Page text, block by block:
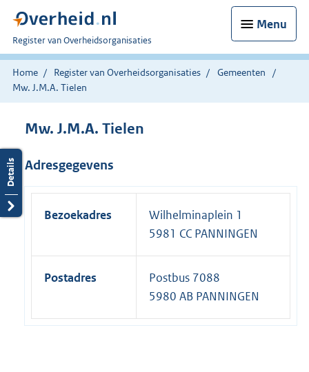
Menu
U
bent
nu
hier:
Register van Overheidsorganisaties
Home Register van Overheidsorganisaties
Gemeenten
Mw. J.M.A. Tielen
Mw. J.M.A. Tielen
Adresgegevens
Bezoekadres
Wilhelminaplein 1
5981 CC PANNINGEN
Postadres
Postbus 7088
5980 AB PANNINGEN